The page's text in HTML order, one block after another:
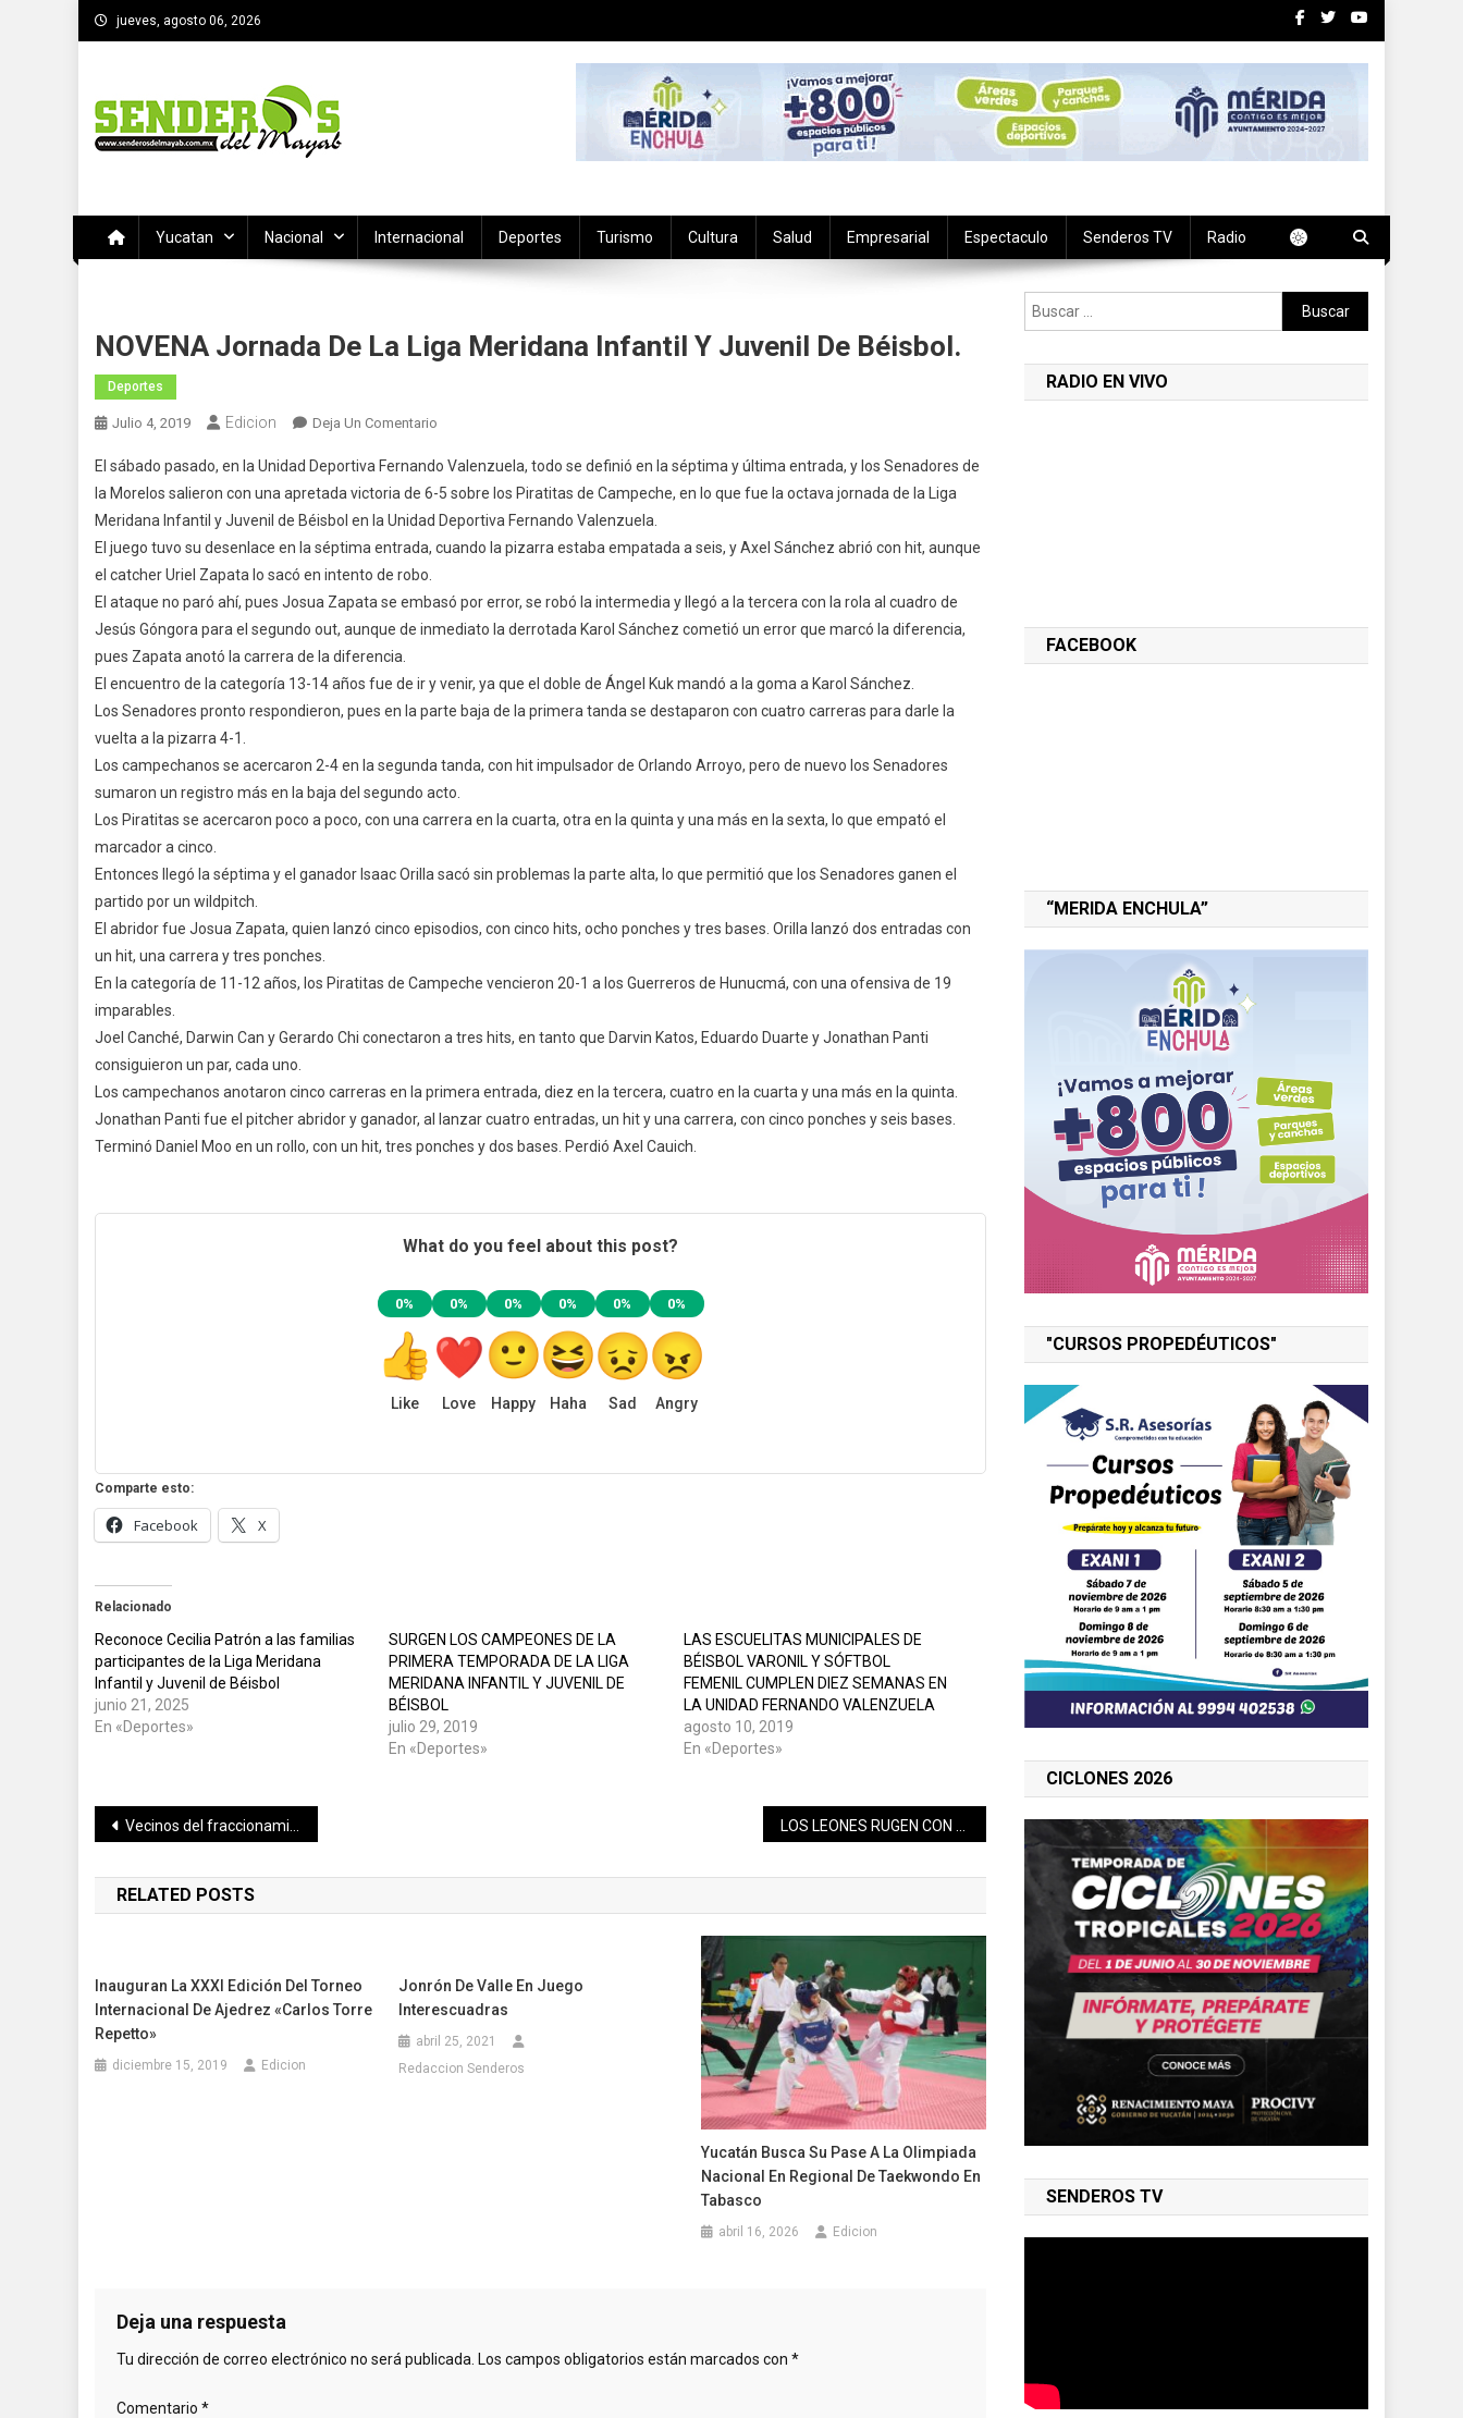
Saltar
al
jueves, agosto 06, 2026
Yucatan Nacional Internacional Deportes Turismo Cultura Salud Empresarial Espectaculo Senderos TV Radio
NOVENA Jornada De La Liga Meridana Infantil Y Juvenil De Béisbol.
Deportes
Julio 4, 2019 Edicion Deja Un Comentario
Jornada
De
La
Liga
Infantil
Y
Béisbol.
El sábado pasado, en la Unidad Deportiva Fernando Valenzuela, todo se definió en la séptima y última entrada, y los Senadores de
la Morelos salieron con una apretada victoria de 6-5 sobre los Piratitas de Campeche, en lo que fue la octava jornada de la Liga
Meridana Infantil y Juvenil de Béisbol en la Unidad Deportiva Fernando Valenzuela.
El juego tuvo su desenlace en la séptima entrada, cuando la pizarra estaba empatada a seis, y Axel Sánchez abrió con hit, aunque
el catcher Uriel Zapata lo sacó en intento de robo.
El ataque no paró ahí, pues Josua Zapata se embasó por error, se robó la intermedia y llegó a la tercera con la rola al cuadro de
Jesús Góngora para el segundo out, aunque de inmediato la derrotada Karol Sánchez cometió un error que marcó la diferencia,
pues Zapata anotó la carrera de la diferencia.
El encuentro de la categoría 13-14 años fue de ir y venir, ya que el doble de Ángel Kuk mandó a la goma a Karol Sánchez.
Los Senadores pronto respondieron, pues en la parte baja de la primera tanda se destaparon con cuatro carreras para darle la
vuelta a la pizarra 4-1.
Los campechanos se acercaron 2-4 en la segunda tanda, con hit impulsador de Orlando Arroyo, pero de nuevo los Senadores
sumaron un registro más en la baja del segundo acto.
Los Piratitas se acercaron poco a poco, con una carrera en la cuarta, otra en la quinta y una más en la sexta, lo que empató el
marcador a cinco.
Entonces llegó la séptima y el ganador Isaac Orilla sacó sin problemas la parte alta, lo que permitió que los Senadores ganen el
partido por un wildpitch.
El abridor fue Josua Zapata, quien lanzó cinco episodios, con cinco hits, ocho ponches y tres bases. Orilla lanzó dos entradas con
un hit, una carrera y tres ponches.
En la categoría de 11-12 años, los Piratitas de Campeche vencieron 20-1 a los Guerreros de Hunucmá, con una ofensiva de 19
imparables.
Joel Canché, Darwin Can y Gerardo Chi conectaron a tres hits, en tanto que Darvin Katos, Eduardo Duarte y Jonathan Panti
consiguieron un par, cada uno.
Los campechanos anotaron cinco carreras en la primera entrada, diez en la tercera, cuatro en la cuarta y una más en la quinta.
Jonathan Panti fue el pitcher abridor y ganador, al lanzar cuatro entradas, un hit y una carrera, con cinco ponches y seis bases.
Terminó Daniel Moo en un rollo, con un hit, tres ponches y dos bases. Perdió Axel Cauich.
What do you feel about this post?
0%
Like
0%
Love
0%
Happy
0%
Haha
0%
Sad
0%
Angry
Comparte esto:
Facebook X
Relacionado
Reconoce Cecilia Patrón a las familias
participantes de la Liga Meridana
Infantil y Juvenil de Béisbol
junio 21, 2025
En «Deportes»
SURGEN LOS CAMPEONES DE LA
PRIMERA TEMPORADA DE LA LIGA
MERIDANA INFANTIL Y JUVENIL DE
BÉISBOL
julio 29, 2019
En «Deportes»
LAS ESCUELITAS MUNICIPALES DE
BÉISBOL VARONIL Y SÓFTBOL
FEMENIL CUMPLEN DIEZ SEMANAS EN
LA UNIDAD FERNANDO VALENZUELA
agosto 10, 2019
En «Deportes»
Navegación
de
entradas
Vecinos del fraccionamiento “Héctor Victoria” cuentan con cancha y parque dignos
RELATED POSTS
Inauguran La XXXI Edición Del Torneo
Internacional De Ajedrez «Carlos Torre
Repetto»
diciembre 15, 2019 Edicion
Jonrón De Valle En Juego
Interescuadras
abril 25, 2021
Redaccion Senderos
Yucatán Busca Su Pase A La Olimpiada
Nacional En Regional De Taekwondo En
Tabasco
abril 16, 2026 Edicion
Deja una respuesta
Tu dirección de correo electrónico no será publicada. Los campos obligatorios están marcados con *
Comentario *
Buscar:
RADIO EN VIVO
FACEBOOK
“MERIDA ENCHULA”
"CURSOS PROPEDÉUTICOS"
CICLONES 2026
SENDEROS TV